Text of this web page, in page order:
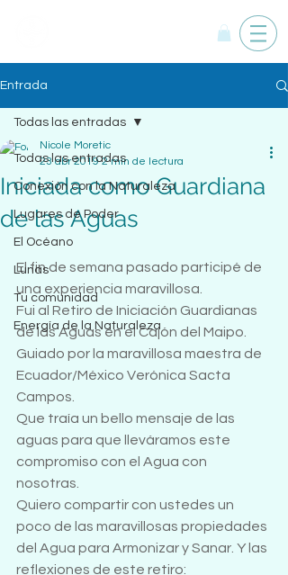
Entrada
Todas las entradas
Conexión con la Naturaleza
Lugares de Poder
El Océano
Lunas
Tu comunidad
Energía de la Naturaleza
Todas las entradas
Iniciada como Guardiana
de las Aguas
Nicole Moretic
23 abr 2019 2 min de lectura
El fin de semana pasado participé de
una experiencia maravillosa.
Fui al Retiro de Iniciación Guardianas
de las Aguas en el Cajón del Maipo.
Guiado por la maravillosa maestra de
Ecuador/México Verónica Sacta
Campos.
Que traía un bello mensaje de las
aguas para que lleváramos este
compromiso con el Agua con
nosotras.
Quiero compartir con ustedes un
poco de las maravillosas propiedades
del Agua para Armonizar y Sanar. Y las
reflexiones de este retiro: